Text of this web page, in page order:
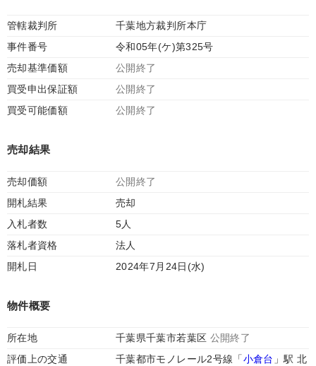
管轄裁判所
千葉地方裁判所本庁
事件番号
令和05年(ケ)第325号
売却基準価額
公開終了
買受申出保証額
公開終了
買受可能価額
公開終了
売却結果
売却価額
公開終了
開札結果
売却
入札者数
5人
落札者資格
法人
開札日
2024年7月24日(水)
物件概要
所在地 千葉県千葉市若葉区 公開終了
評価上の交通
千葉都市モノレール2号線「小倉台 」駅 北